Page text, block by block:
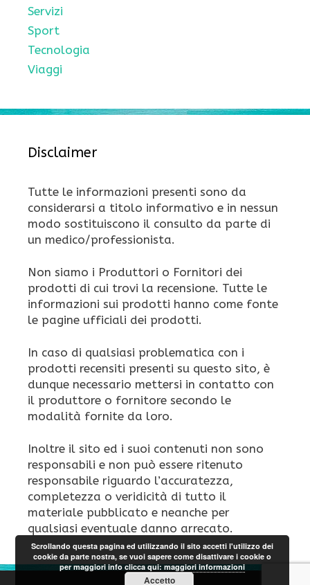
Servizi
Sport
Tecnologia
Viaggi
Disclaimer
Tutte le informazioni presenti sono da
considerarsi a titolo informativo e in nessun
modo sostituiscono il consulto da parte di
un medico/professionista.
Non siamo i Produttori o Fornitori dei
prodotti di cui trovi la recensione. Tutte le
informazioni sui prodotti hanno come fonte
le pagine ufficiali dei prodotti.
In caso di qualsiasi problematica con i
prodotti recensiti presenti su questo sito, è
dunque necessario mettersi in contatto con
il produttore o fornitore secondo le
modalità fornite da loro.
Inoltre il sito ed i suoi contenuti non sono
responsabili e non può essere ritenuto
responsabile riguardo l’accuratezza,
completezza o veridicità di tutto il
materiale pubblicato e neanche per
qualsiasi eventuale danno arrecato.
Scrollando questa pagina ed utilizzando il sito accetti l'utilizzo dei
cookie da parte nostra, se vuoi sapere come disattivare i cookie o
per maggiori info clicca qui:maggiori informazioni
Accetto